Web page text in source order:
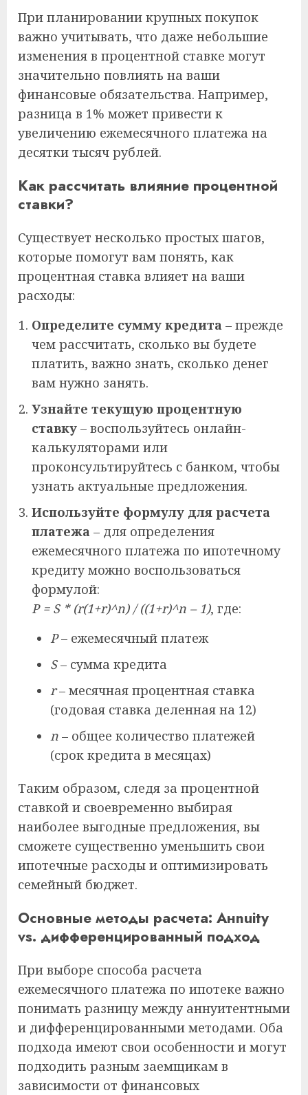
При планировании крупных покупок
важно учитывать, что даже небольшие
изменения в процентной ставке могут
значительно повлиять на ваши
финансовые обязательства. Например,
разница в 1% может привести к
увеличению ежемесячного платежа на
десятки тысяч рублей.
Как рассчитать влияние процентной
ставки?
Существует несколько простых шагов,
которые помогут вам понять, как
процентная ставка влияет на ваши
расходы:
Определите сумму кредита – прежде
чем рассчитать, сколько вы будете
платить, важно знать, сколько денег
вам нужно занять.
Узнайте текущую процентную
ставку – воспользуйтесь онлайн-
калькуляторами или
проконсультируйтесь с банком, чтобы
узнать актуальные предложения.
Используйте формулу для расчета
платежа – для определения
ежемесячного платежа по ипотечному
кредиту можно воспользоваться
формулой:
P = S * (r(1+r)^n) / ((1+r)^n – 1), где:
P– ежемесячный платеж
S– сумма кредита
r– месячная процентная ставка
(годовая ставка деленная на 12)
n – общее количество платежей
(срок кредита в месяцах)
Таким образом, следя за процентной
ставкой и своевременно выбирая
наиболее выгодные предложения, вы
сможете существенно уменьшить свои
ипотечные расходы и оптимизировать
семейный бюджет.
Основные методы расчета: Анnuity
vs. дифференцированный подход
При выборе способа расчета
ежемесячного платежа по ипотеке важно
понимать разницу между аннуитентными
и дифференцированными методами. Оба
подхода имеют свои особенности и могут
подходить разным заемщикам в
зависимости от финансовых